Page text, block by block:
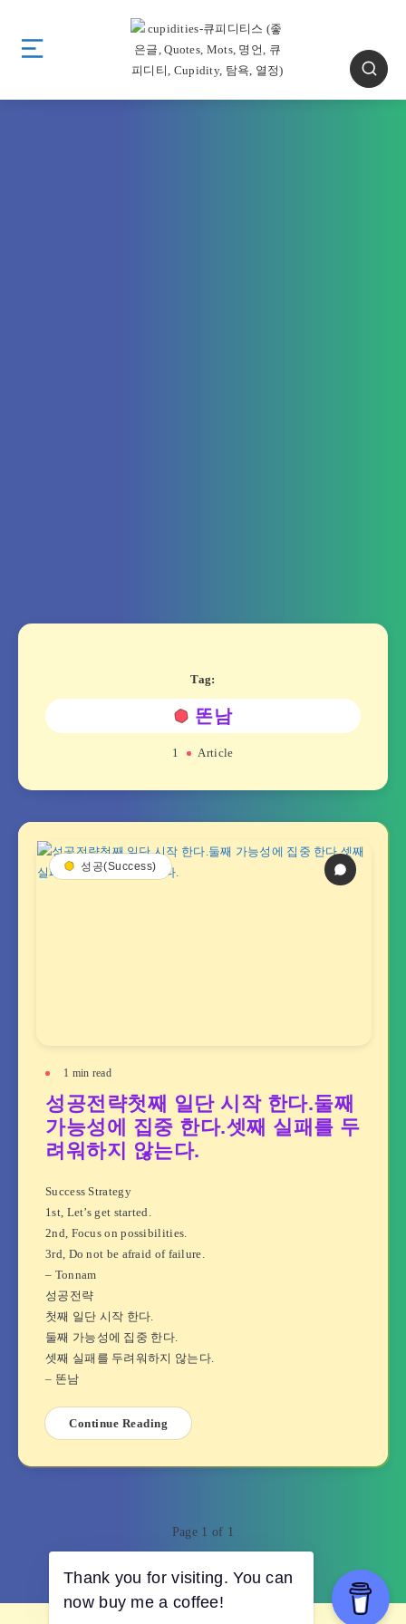
Tag:
똔남
1 Article
성공(Success)
1 min read
성공전략첫째 일단 시작 한다.둘째
가능성에 집중 한다.셋째 실패를 두
려워하지 않는다.
Success Strategy
1st, Let’s get started.
2nd, Focus on possibilities.
3rd, Do not be afraid of failure.
– Tonnam
성공전략
첫째 일단 시작 한다.
둘째 가능성에 집중 한다.
셋째 실패를 두려워하지 않는다.
– 똔남
Continue Reading
Page 1 of 1
Thank you for visiting. You can
now buy me a coffee!